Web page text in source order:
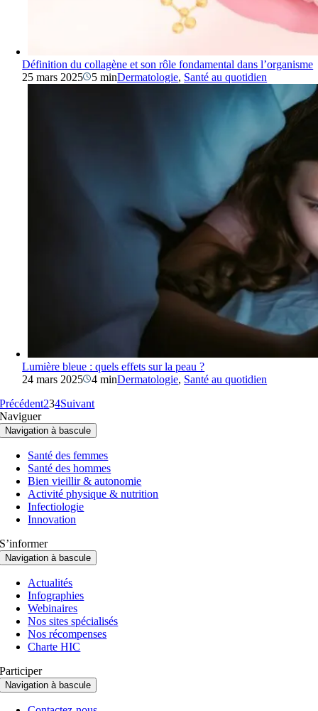
Définition du collagène et son rôle fondamental dans l’organisme
25 mars 2025
5 minDermatologie, Santé au quotidien
Lumière bleue : quels effets sur la peau ?
24 mars 2025
4 minDermatologie, Santé au quotidien
Précédent234Suivant
Naviguer
Navigation à bascule
Santé des femmes
Santé des hommes
Bien vieillir & autonomie
Activité physique & nutrition
Infectiologie
Innovation
S’informer
Navigation à bascule
Actualités
Infographies
Webinaires
Nos sites spécialisés
Nos récompenses
Charte HIC
Participer
Navigation à bascule